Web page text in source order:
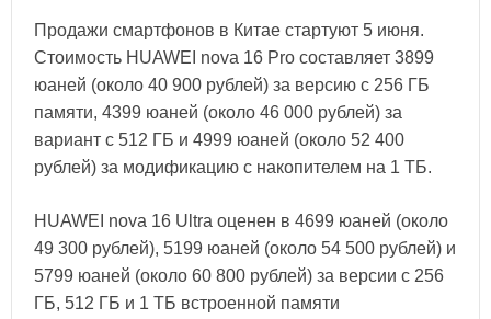
Продажи смартфонов в Китае стартуют 5 июня.
Стоимость HUAWEI nova 16 Pro составляет 3899
юаней (около 40 900 рублей) за версию с 256 ГБ
памяти, 4399 юаней (около 46 000 рублей) за
вариант с 512 ГБ и 4999 юаней (около 52 400
рублей) за модификацию с накопителем на 1 ТБ.
HUAWEI nova 16 Ultra оценен в 4699 юаней (около
49 300 рублей), 5199 юаней (около 54 500 рублей) и
5799 юаней (около 60 800 рублей) за версии с 256
ГБ, 512 ГБ и 1 ТБ встроенной памяти